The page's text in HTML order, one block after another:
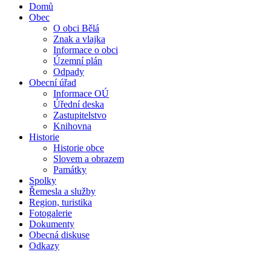
Domů
Obec
O obci Bělá
Znak a vlajka
Informace o obci
Územní plán
Odpady
Obecní úřad
Informace OÚ
Úřední deska
Zastupitelstvo
Knihovna
Historie
Historie obce
Slovem a obrazem
Památky
Spolky
Řemesla a služby
Region, turistika
Fotogalerie
Dokumenty
Obecná diskuse
Odkazy